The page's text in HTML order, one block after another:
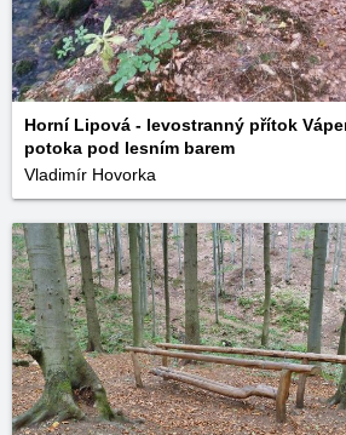
Horní Lipová - levostranný přítok
potoka pod lesním barem
Vladimír Hovorka